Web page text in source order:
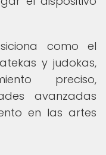
como el
y judokas,
preciso,
avanzadas
en las artes